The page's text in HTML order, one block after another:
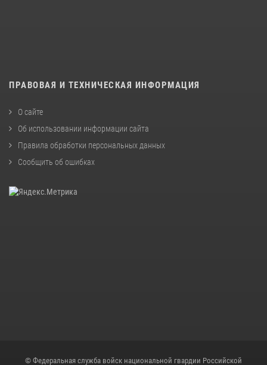
ПРАВОВАЯ И ТЕХНИЧЕСКАЯ ИНФОРМАЦИЯ
О сайте
Об использовании информации сайта
Правила обработки персональных данных
Сообщить об ошибках
© Федеральная служба войск национальной гвардии Российской